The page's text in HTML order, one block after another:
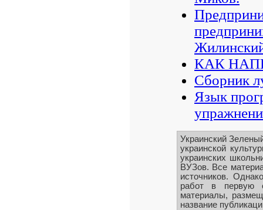
КАК
Сборник
Язык
Украинский
украинской
украинских
ВУЗов. Все
источников.
работ в первую
материалы,
название